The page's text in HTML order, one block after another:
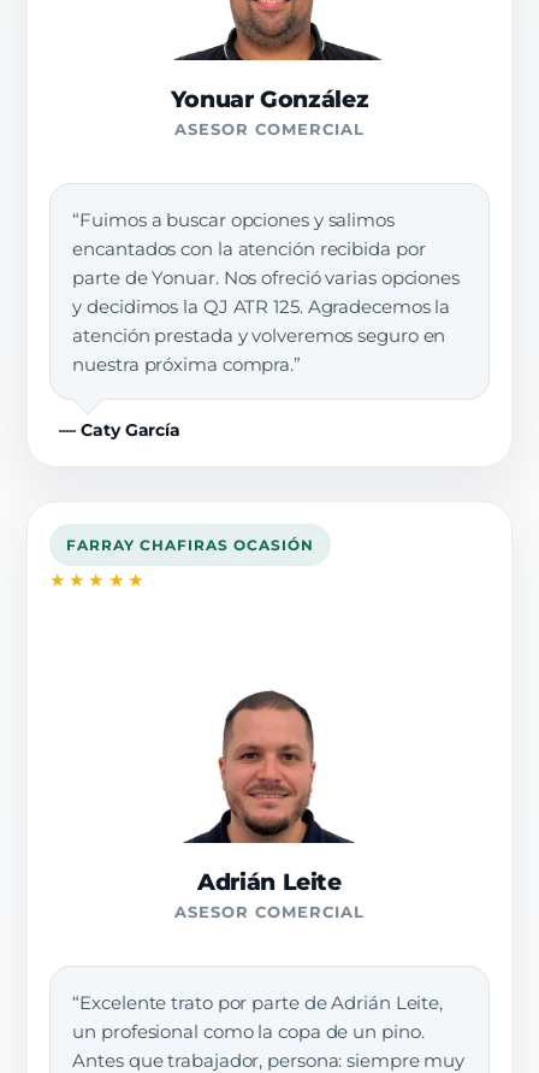
Yonuar González
ASESOR COMERCIAL
“Fuimos a buscar opciones y salimos
encantados con la atención recibida por
parte de Yonuar. Nos ofreció varias opciones
y decidimos la QJ ATR 125. Agradecemos la
atención prestada y volveremos seguro en
nuestra próxima compra.”
— Caty García
FARRAY CHAFIRAS OCASIÓN
★★★★★
Adrián Leite
ASESOR COMERCIAL
“Excelente trato por parte de Adrián Leite,
un profesional como la copa de un pino.
Antes que trabajador, persona: siempre muy